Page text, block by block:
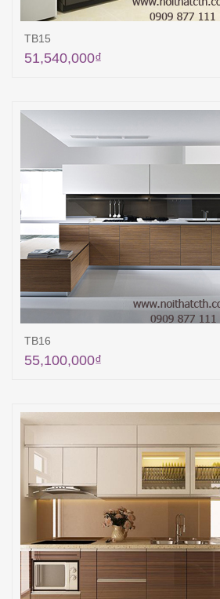
TB15
51,540,000₫
TB16
55,100,000₫